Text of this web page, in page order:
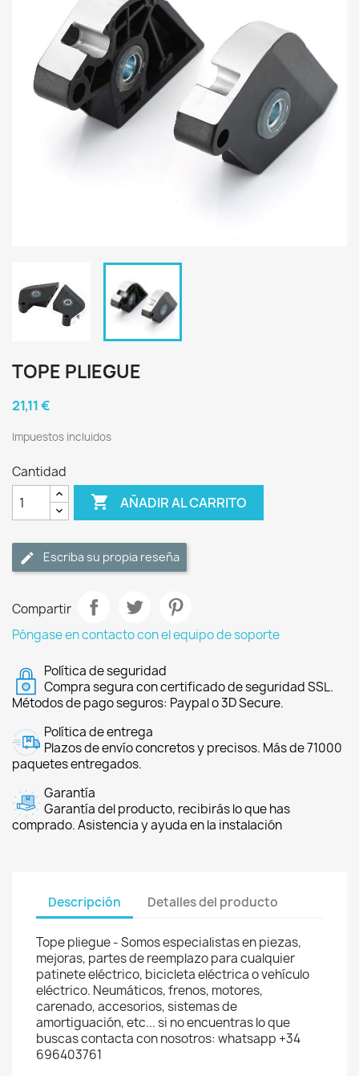
TOPE PLIEGUE
21,11 €
Impuestos incluidos
Cantidad
 AÑADIR AL CARRITO
Escriba su propia reseña
Compartir
Póngase en contacto con el equipo de soporte
Política de seguridad
Compra segura con certificado de seguridad SSL.
Métodos de pago seguros: Paypal o 3D Secure.
Política de entrega
Plazos de envío concretos y precisos. Más de 71000
paquetes entregados.
Garantía
Garantía del producto, recibirás lo que has
comprado. Asistencia y ayuda en la instalación
Descripción Detalles del producto
Tope pliegue - Somos especialistas en piezas,
mejoras, partes de reemplazo para cualquier
patinete eléctrico, bicicleta eléctrica o vehículo
eléctrico. Neumáticos, frenos, motores,
carenado, accesorios, sistemas de
amortiguación, etc... si no encuentras lo que
buscas contacta con nosotros: whatsapp +34
696403761